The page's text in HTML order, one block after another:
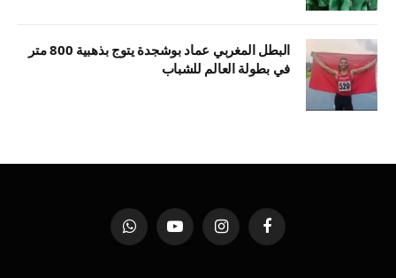
البطل المغربي عماد بوشجدة يتوج بذهبية 800 متر
في بطولة العالم للشباب
فيسبوك الانستغراميوتيوب واتساب